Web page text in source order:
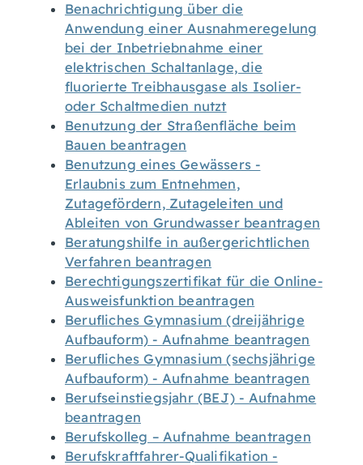
Benachrichtigung über die
Anwendung einer Ausnahmeregelung
bei der Inbetriebnahme einer
elektrischen Schaltanlage, die
fluorierte Treibhausgase als Isolier-
oder Schaltmedien nutzt
Benutzung der Straßenfläche beim
Bauen beantragen
Benutzung eines Gewässers -
Erlaubnis zum Entnehmen,
Zutagefördern, Zutageleiten und
Ableiten von Grundwasser beantragen
Beratungshilfe in außergerichtlichen
Verfahren beantragen
Berechtigungszertifikat für die Online-
Ausweisfunktion beantragen
Berufliches Gymnasium (dreijährige
Aufbauform) - Aufnahme beantragen
Berufliches Gymnasium (sechsjährige
Aufbauform) - Aufnahme beantragen
Berufseinstiegsjahr (BEJ) - Aufnahme
beantragen
Berufskolleg – Aufnahme beantragen
Berufskraftfahrer-Qualifikation -